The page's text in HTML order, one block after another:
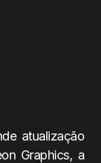
atualização
Graphics, a